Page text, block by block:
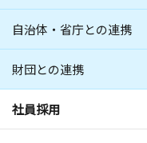
自治体・省庁との連携
財団との連携
社員採用